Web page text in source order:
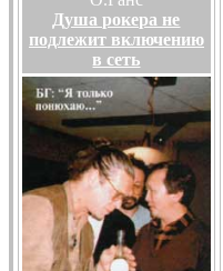
Душа рокера не
подлежит включению
в сеть